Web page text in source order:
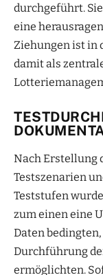
durchgeführt.
eine
Ziehungen ist in
damit als
Nach Erstellung
Testszenarien
Teststufen
zum einen eine
Daten
Durchführung
ermöglichten.